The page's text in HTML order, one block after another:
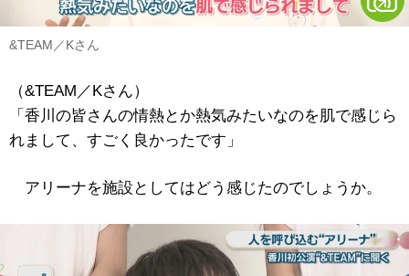
&TEAM／Kさん
（&TEAM／Kさん）
「香川の皆さんの情熱とか熱気みたいなのを肌で感じら
れまして、すごく良かったです」
アリーナを施設としてはどう感じたのでしょうか。